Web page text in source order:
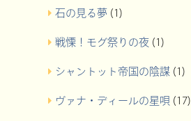
石の見る夢 (1)
戦慄！モグ祭りの夜(1)
シャントット帝国の陰謀(1)
ヴァナ・ディールの星唄 (17)